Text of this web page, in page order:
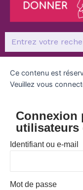
Ce contenu est
Veuillez vous
Connexion
utilisateurs
Identifiant ou e-mail
Mot de passe